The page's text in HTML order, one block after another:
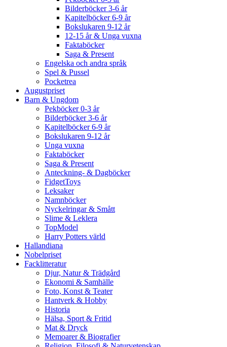
Bilderböcker 3-6 år
Kapitelböcker 6-9 år
Bokslukaren 9-12 år
12-15 år & Unga vuxna
Faktaböcker
Saga & Present
Engelska och andra språk
Spel & Pussel
Pocketrea
Augustpriset
Barn & Ungdom
Pekböcker 0-3 år
Bilderböcker 3-6 år
Kapitelböcker 6-9 år
Bokslukaren 9-12 år
Unga vuxna
Faktaböcker
Saga & Present
Anteckning- & Dagböcker
FidgetToys
Leksaker
Namnböcker
Nyckelringar & Smått
Slime & Leklera
TopModel
Harry Potters värld
Hallandiana
Nobelpriset
Facklitteratur
Djur, Natur & Trädgård
Ekonomi & Samhälle
Foto, Konst & Teater
Hantverk & Hobby
Historia
Hälsa, Sport & Fritid
Mat & Dryck
Memoarer & Biografier